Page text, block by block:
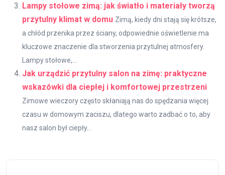
Lampy stołowe zimą: jak światło i materiały tworzą
przytulny klimat w domu Zimą, kiedy dni stają się krótsze,
a chłód przenika przez ściany, odpowiednie oświetlenie ma
kluczowe znaczenie dla stworzenia przytulnej atmosfery.
Lampy stołowe,...
Jak urządzić przytulny salon na zimę: praktyczne
wskazówki dla ciepłej i komfortowej przestrzeni
Zimowe wieczory często skłaniają nas do spędzania więcej
czasu w domowym zaciszu, dlatego warto zadbać o to, aby
nasz salon był ciepły...